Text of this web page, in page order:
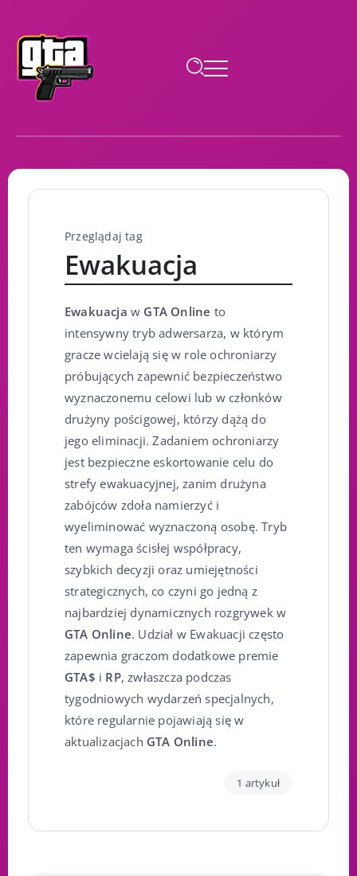
Przeglądaj tag
Ewakuacja
Ewakuacja w GTA Online to
intensywny tryb adwersarza, w którym
gracze wcielają się w role ochroniarzy
próbujących zapewnić bezpieczeństwo
wyznaczonemu celowi lub w członków
drużyny pościgowej, którzy dążą do
jego eliminacji. Zadaniem ochroniarzy
jest bezpieczne eskortowanie celu do
strefy ewakuacyjnej, zanim drużyna
zabójców zdoła namierzyć i
wyeliminować wyznaczoną osobę. Tryb
ten wymaga ścisłej współpracy,
szybkich decyzji oraz umiejętności
strategicznych, co czyni go jedną z
najbardziej dynamicznych rozgrywek w
GTA Online. Udział w Ewakuacji często
zapewnia graczom dodatkowe premie
GTA$ i RP, zwłaszcza podczas
tygodniowych wydarzeń specjalnych,
które regularnie pojawiają się w
aktualizacjach GTA Online.
1 artykuł